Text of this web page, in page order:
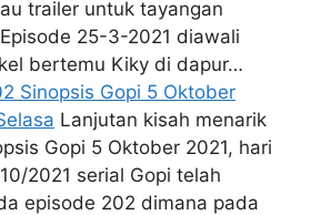
trailer untuk tayangan
25-3-2021 diawali
bertemu Kiky di dapur…
Sinopsis Gopi 5 Oktober
Lanjutan kisah menarik
Gopi 5 Oktober 2021, hari
2021 serial Gopi telah
episode 202 dimana pada